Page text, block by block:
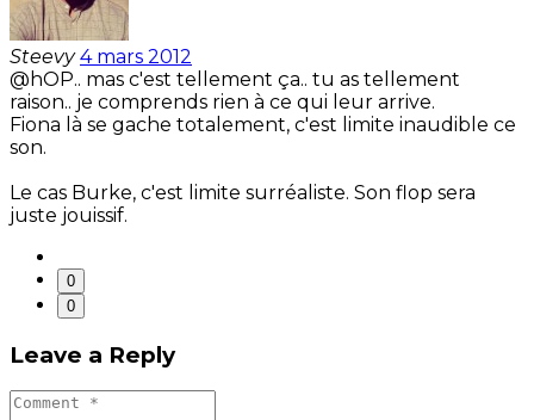
Steevy 4 mars 2012
@hOP.. mas c'est tellement ça.. tu as tellement
raison.. je comprends rien à ce qui leur arrive.
Fiona là se gache totalement, c'est limite inaudible ce
son.
Le cas Burke, c'est limite surréaliste. Son flop sera
juste jouissif.
0
0
Leave a Reply